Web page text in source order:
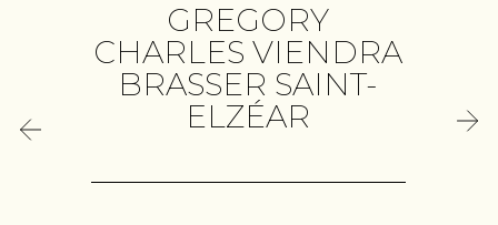
GREGORY
CHARLES VIENDRA
BRASSER SAINT-
ELZÉAR